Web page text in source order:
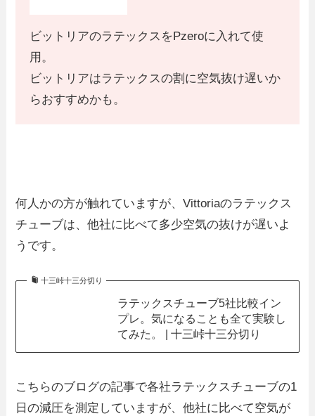
ビットリアのラテックスをPzeroに入れて使
用。
ビットリアはラテックスの割に空気抜け遅いか
らおすすめかも。
何人かの方が触れていますが、Vittoriaのラテックス
チューブは、他社に比べて多少空気の抜けが遅いよ
うです。
十三峠十三分切り
ラテックスチューブ5社比較イン
プレ。気になることも全て実験し
てみた。 | 十三峠十三分切り
こちらのブログの記事で各社ラテックスチューブの1
日の減圧を測定していますが、他社に比べて空気が